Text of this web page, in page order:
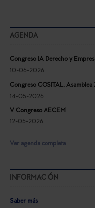
AGENDA
Congreso IA Derecho y
10-06-2026
Congreso COSITAL. Asamblea
14-05-2026
V Congreso AECEM
12-05-2026
Ver agenda completa
INFORMACIÓN
Saber más